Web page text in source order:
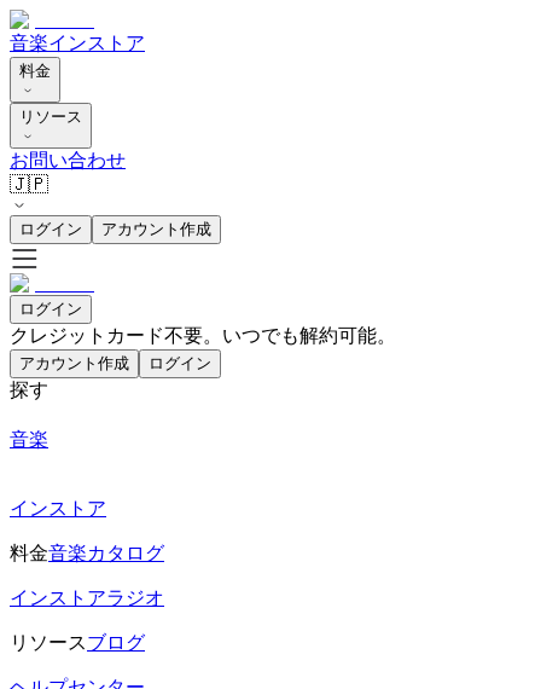
音楽インストア
料金
リソース
お問い合わせ
🇯🇵
ログイン アカウント作成
ログイン
クレジットカード不要。いつでも解約可能。
アカウント作成 ログイン
探す
音楽
インストア
料金音楽カタログ
インストアラジオ
リソースブログ